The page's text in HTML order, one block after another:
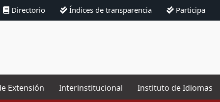
Directorio Índices de transparencia Participa
Extensión Interinstitucional Instituto de Idiomas